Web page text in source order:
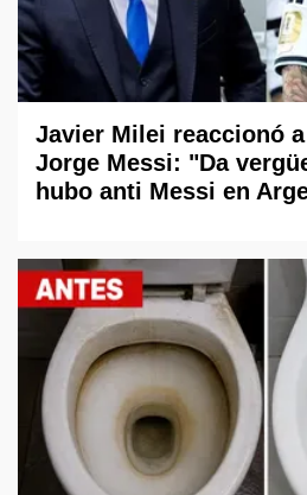
Javier Milei reaccionó
Jorge Messi: "Da
hubo anti Messi en